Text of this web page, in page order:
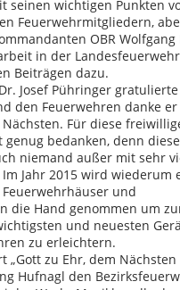
seinen wichtigen Punkten
Feuerwehrmitgliedern,
OBR Wolfgang
in der
Beiträgen dazu.
Josef Pühringer
den Feuerwehren danke
Für diese
bedanken, denn
niemand außer mit sehr
Jahr 2015 wird wiederum
und
die Hand genommen um
und neuesten
zu erleichtern.
„Gott zu Ehr, dem
Hufnagl den